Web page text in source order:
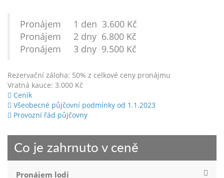
Pronájem 1 den 3.600 Kč
Pronájem 2 dny 6.800 Kč
Pronájem 3 dny 9.500 Kč
Rezervační záloha: 50% z celkové ceny pronájmu
Vratná kauce: 3.000 Kč
Ceník
Všeobecné půjčovní podmínky od 1.1.2023
Provozní řád půjčovny
Co je zahrnuto v ceně
Pronájem lodi